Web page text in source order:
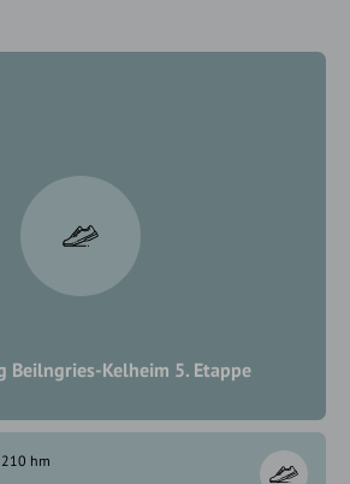
Kelheim 5. Etappe
210 hm